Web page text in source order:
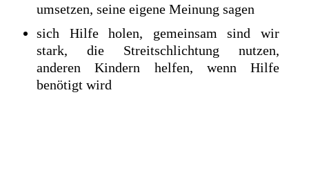
umsetzen, seine eigene Meinung sagen
sich Hilfe holen, gemeinsam sind wir
stark, die Streitschlichtung nutzen,
anderen Kindern helfen, wenn Hilfe
benötigt wird